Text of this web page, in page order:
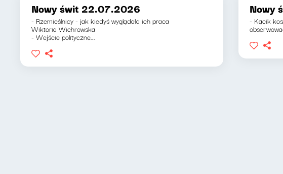
Nowy świt 22.07.2026
- Rzemieślnicy - jak kiedyś wyglądała ich praca
Wiktoria Wichrowska
- Wejście polityczne...
Nowy
- Kącik